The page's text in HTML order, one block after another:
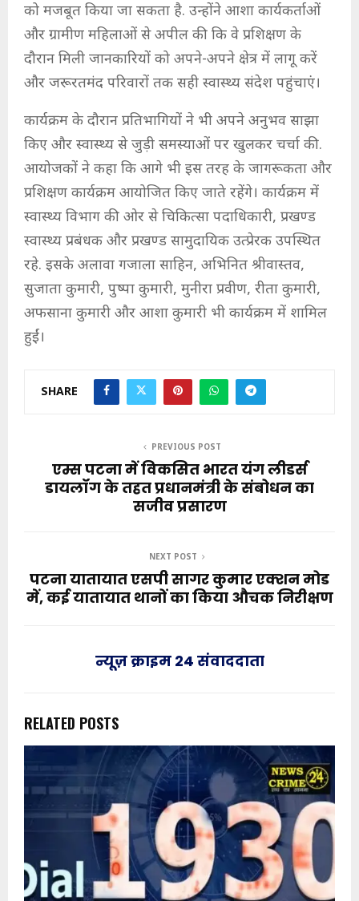
को मजबूत किया जा सकता है. उन्होंने आशा कार्यकर्ताओं
और ग्रामीण महिलाओं से अपील की कि वे प्रशिक्षण के
दौरान मिली जानकारियों को अपने-अपने क्षेत्र में लागू करें
और जरूरतमंद परिवारों तक सही स्वास्थ्य संदेश पहुंचाएं।
कार्यक्रम के दौरान प्रतिभागियों ने भी अपने अनुभव साझा
किए और स्वास्थ्य से जुड़ी समस्याओं पर खुलकर चर्चा की.
आयोजकों ने कहा कि आगे भी इस तरह के जागरूकता और
प्रशिक्षण कार्यक्रम आयोजित किए जाते रहेंगे। कार्यक्रम में
स्वास्थ्य विभाग की ओर से चिकित्सा पदाधिकारी, प्रखण्ड
स्वास्थ्य प्रबंधक और प्रखण्ड सामुदायिक उत्प्रेरक उपस्थित
रहे. इसके अलावा गजाला साहिन, अभिनित श्रीवास्तव,
सुजाता कुमारी, पुष्पा कुमारी, मुनीरा प्रवीण, रीता कुमारी,
अफसाना कुमारी और आशा कुमारी भी कार्यक्रम में शामिल
हुईं।
SHARE
PREVIOUS POST
एम्स पटना में विकसित भारत यंग लीडर्स
डायलॉग के तहत प्रधानमंत्री के संबोधन का
सजीव प्रसारण
NEXT POST
पटना यातायात एसपी सागर कुमार एक्शन मोड
में, कई यातायात थानों का किया औचक निरीक्षण
न्यूज़ क्राइम 24 संवाददाता
RELATED POSTS